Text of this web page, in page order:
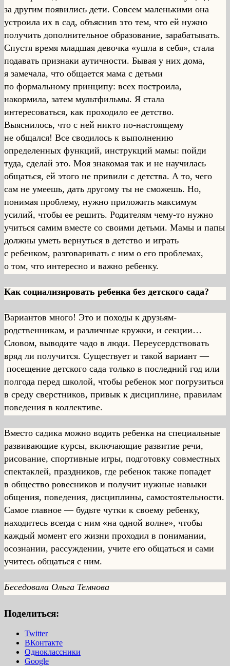
за другим появились дети. Совсем маленькими она
устроила их в сад, объяснив это тем, что ей нужно
получить дополнительное образование, зарабатывать.
Спустя время младшая девочка «ушла в себя», стала
подавать признаки аутичности. Бывая у них дома,
я замечала, что общается мама с детьми
по формальному принципу: всех построила,
накормила, затем мультфильмы. Я стала
интересоваться, как проходило ее детство.
Выяснилось, что с ней никто по-настоящему
не общался! Все сводилось к выполнению
определенных функций, инструкций мамы: пойди
туда, сделай это. Моя знакомая так и не научилась
общаться, ей этого не привили с детства. А то, чего
сам не умеешь, дать другому ты не сможешь. Но,
понимая проблему, нужно приложить максимум
усилий, чтобы ее решить. Родителям чему-то нужно
учиться самим вместе со своими детьми. Мамы и папы
должны уметь вернуться в детство и играть
с ребенком, разговаривать с ним о его проблемах,
о том, что интересно и важно ребенку.
Как социализировать ребенка без детского сада?
Вариантов много! Это и походы к друзьям-
родственникам, и различные кружки, и секции…
Словом, выводите чадо в люди. Переусердствовать
вряд ли получится. Существует и такой вариант —
посещение детского сада только в последний год или
полгода перед школой, чтобы ребенок мог погрузиться
в среду сверстников, привык к дисциплине, правилам
поведения в коллективе.
Вместо садика можно водить ребенка на специальные
развивающие курсы, включающие развитие речи,
рисование, спортивные игры, подготовку совместных
спектаклей, праздников, где ребенок также попадет
в общество ровесников и получит нужные навыки
общения, поведения, дисциплины, самостоятельности.
Самое главное — будьте чутки к своему ребенку,
находитесь всегда с ним «на одной волне», чтобы
каждый момент его жизни проходил в понимании,
осознании, рассуждении, учите его общаться и сами
учитесь общаться с ним.
Беседовала Ольга Темнова
Поделиться:
Twitter
ВКонтакте
Одноклассники
Google